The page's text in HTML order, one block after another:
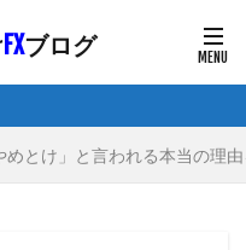
FXブログ
めとけ」と言われる本当の理